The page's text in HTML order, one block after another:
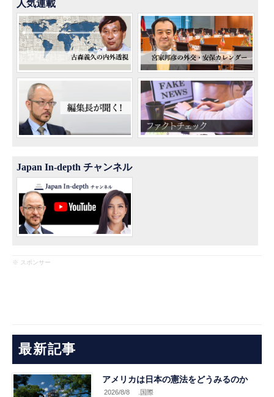
人気連載
Japan In-depth チャンネル
※ スポンサー
最新記事
アメリカは日本の憲法をどうみるのか
2026/8/8 .国際